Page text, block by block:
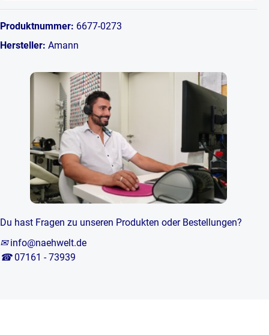
Produktnummer: 6677-0273
Hersteller: Amann
Du hast Fragen zu unseren Produkten oder Bestellungen?
✉ info@naehwelt.de
☎ 07161 - 73939